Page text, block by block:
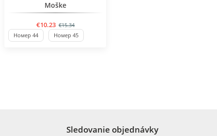
Moške
€10.23 €15.34
Номер 44 Номер 45
Sledovanie objednávky